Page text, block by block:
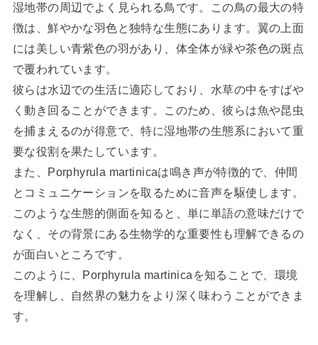
湿地帯の周辺でよく見られる鳥です。この鳥の最大の特
徴は、鮮やかな羽色と独特な生態にあります。翼の上面
には美しい青紫色の羽があり、体全体が緑や茶色の斑点
で覆われています。
彼らは水辺での生活に適応しており、水草の中をすばや
く動き回ることができます。このため、彼らは魚や昆虫
を捕まえるのが得意で、特に湿地帯の生態系において重
要な役割を果たしています。
また、Porphyrula martinicaは鳴き声が特徴的で、仲間
とコミュニケーションを取るために音声を駆使します。
このような生態的側面を知ると、単に単語の意味だけで
なく、その背景にある生物学的な重要性も理解できるの
が面白いところです。
このように、Porphyrula martinicaを知ることで、環境
を理解し、自然界の魅力をより深く味わうことができま
す。